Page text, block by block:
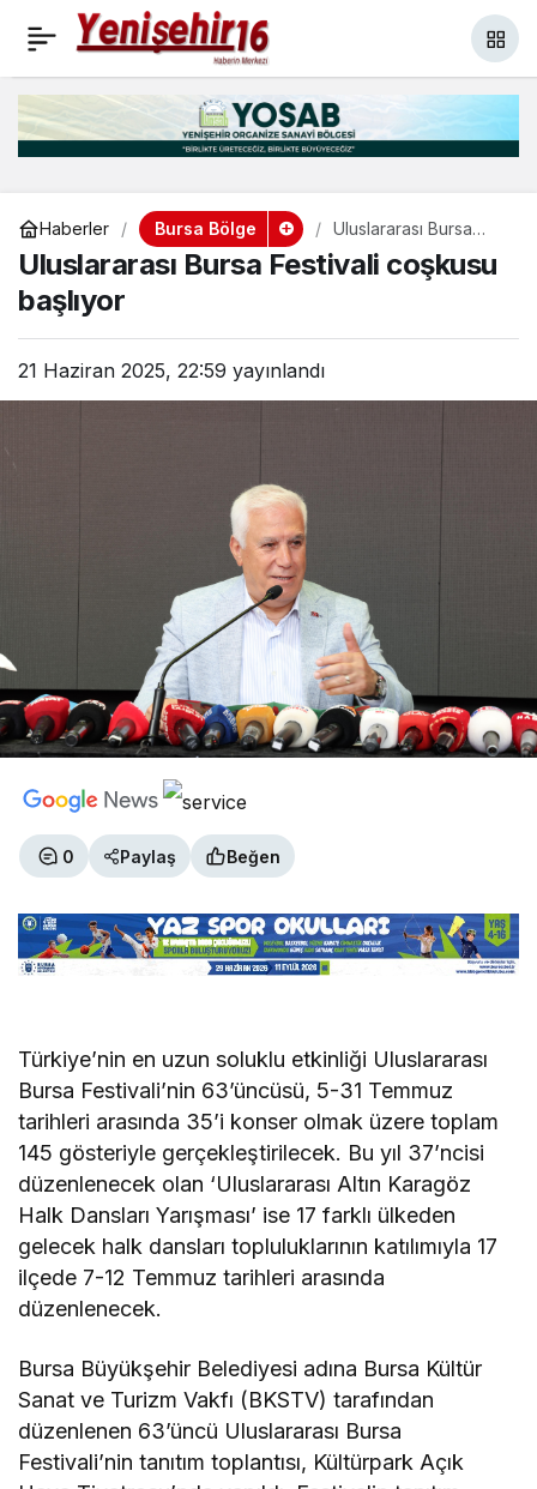
Haberler Bursa Bölge
Uluslararası Bursa
Festivali coşkusu
başlıyor
Uluslararası Bursa Festivali coşkusu
başlıyor
21 Haziran 2025, 22:59 yayınlandı
0 Paylaş Beğen
Türkiye’nin en uzun soluklu etkinliği Uluslararası
Bursa Festivali’nin 63’üncüsü, 5-31 Temmuz
tarihleri arasında 35’i konser olmak üzere toplam
145 gösteriyle gerçekleştirilecek. Bu yıl 37’ncisi
düzenlenecek olan ‘Uluslararası Altın Karagöz
Halk Dansları Yarışması’ ise 17 farklı ülkeden
gelecek halk dansları topluluklarının katılımıyla 17
ilçede 7-12 Temmuz tarihleri arasında
düzenlenecek.
Bursa Büyükşehir Belediyesi adına Bursa Kültür
Sanat ve Turizm Vakfı (BKSTV) tarafından
düzenlenen 63’üncü Uluslararası Bursa
Festivali’nin tanıtım toplantısı, Kültürpark Açık
Başkan Bozbey,
öğrencilerin karne
sevincine ortak oldu
Paylaş